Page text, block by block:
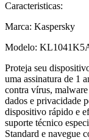
Caracteristicas:
Marca: Kaspersky
Modelo:
Proteja seu
uma assinatura de 1
contra vírus,
dados e privacidade
dispositivo rápido e
suporte técnico
Standard e navegue